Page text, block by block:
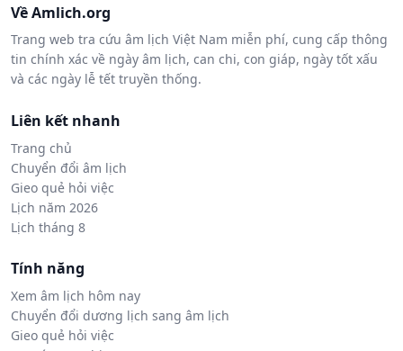
Về Amlich.org
Trang web tra cứu âm lịch Việt Nam miễn phí, cung cấp thông
tin chính xác về ngày âm lịch, can chi, con giáp, ngày tốt xấu
và các ngày lễ tết truyền thống.
Liên kết nhanh
Trang chủ
Chuyển đổi âm lịch
Gieo quẻ hỏi việc
Lịch năm 2026
Lịch tháng 8
Tính năng
Xem âm lịch hôm nay
Chuyển đổi dương lịch sang âm lịch
Gieo quẻ hỏi việc